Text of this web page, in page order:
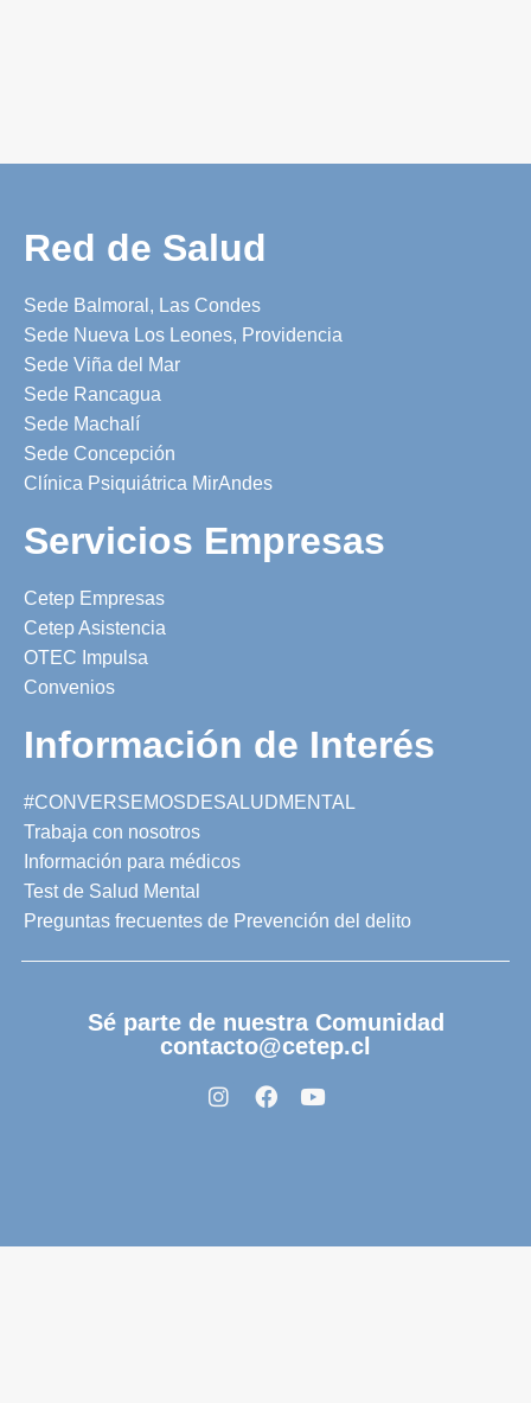
Red de Salud
Sede Balmoral, Las Condes
Sede Nueva Los Leones, Providencia
Sede Viña del Mar
Sede Rancagua
Sede Machalí
Sede Concepción
Clínica Psiquiátrica MirAndes
Servicios Empresas
Cetep Empresas
Cetep Asistencia
OTEC Impulsa
Convenios
Información de Interés
#CONVERSEMOSDESALUDMENTAL
Trabaja con nosotros
Información para médicos
Test de Salud Mental
Preguntas frecuentes de Prevención del delito
Sé parte de nuestra Comunidad
contacto@cetep.cl